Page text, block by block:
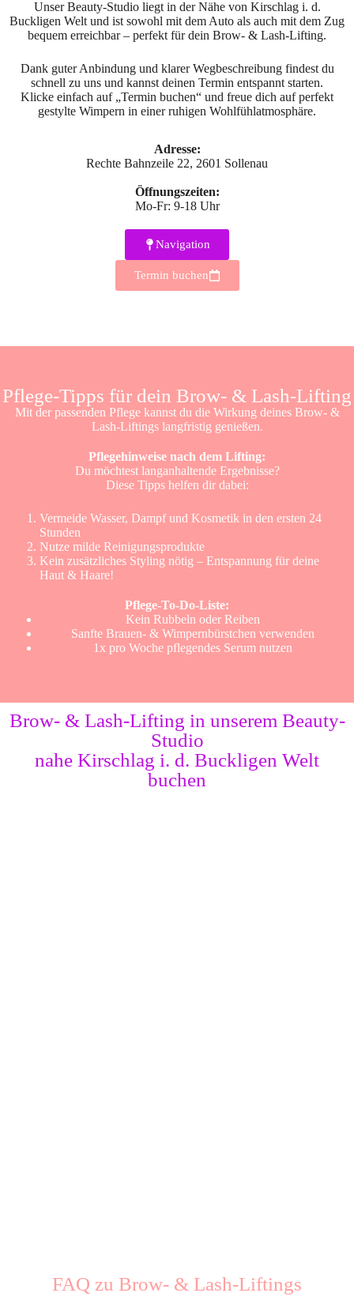
Unser Beauty-Studio liegt in der Nähe von Kirschlag i. d.
Buckligen Welt und ist sowohl mit dem Auto als auch mit dem Zug
bequem erreichbar – perfekt für dein Brow- & Lash-Lifting.
Dank guter Anbindung und klarer Wegbeschreibung findest du
schnell zu uns und kannst deinen Termin entspannt starten.
Klicke einfach auf „Termin buchen“ und freue dich auf perfekt
gestylte Wimpern in einer ruhigen Wohlfühlatmosphäre.
Adresse:
Rechte Bahnzeile 22, 2601 Sollenau
Öffnungszeiten:
Mo-Fr: 9-18 Uhr
Navigation
Termin buchen
Pflege-Tipps für dein Brow- & Lash-Lifting
Mit der passenden Pflege kannst du die Wirkung deines Brow- &
Lash-Liftings langfristig genießen.
Pflegehinweise nach dem Lifting:
Du möchtest langanhaltende Ergebnisse?
Diese Tipps helfen dir dabei:
Vermeide Wasser, Dampf und Kosmetik in den ersten 24
Stunden
Nutze milde Reinigungsprodukte
Kein zusätzliches Styling nötig – Entspannung für deine
Haut & Haare!
Pflege-To-Do-Liste:
Kein Rubbeln oder Reiben
Sanfte Brauen- & Wimpernbürstchen verwenden
1x pro Woche pflegendes Serum nutzen
Brow- & Lash-Lifting in unserem Beauty-
Studio
nahe Kirschlag i. d. Buckligen Welt
buchen
FAQ zu Brow- & Lash-Liftings